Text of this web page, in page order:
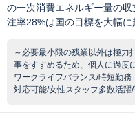
の一次消費エネルギー量の
注率28%は国の目標を大幅に
～必要最小限の残業以外は極力
事をすすめるため、個人に過度
ワークライフバランス/時短勤
対応可能/女性スタッフ多数活躍